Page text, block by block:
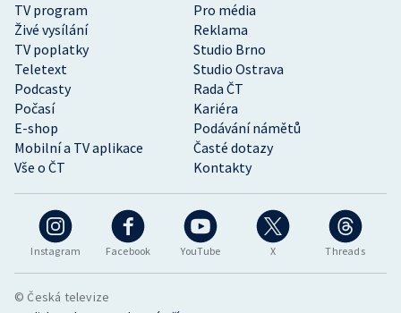
Veslování
Vodní slalom
Volejbal
Ostatní
Instagram Facebook YouTube X Threads
TV program
Pro média
Živé vysílání
Reklama
TV poplatky
Studio Brno
Teletext
Studio Ostrava
Podcasty
Rada ČT
Počasí
Kariéra
E-shop
Podávání námětů
Mobilní a TV aplikace
Časté dotazy
Vše o ČT
Kontakty
© Česká televize